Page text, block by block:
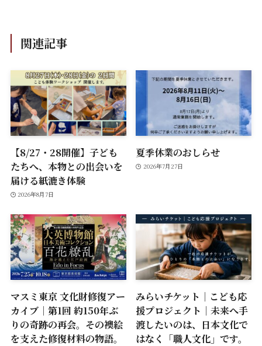
関連記事
【8/27・28開催】子ども
たちへ、本物との出会いを
届ける紙漉き体験
2026年8月7日
夏季休業のおしらせ
2026年7月27日
マスミ東京 文化財修復アー
カイブ｜第1回 約150年ぶ
りの奇跡の再会。その襖絵
を支えた修復材料の物語。
みらいチケット｜こども応
援プロジェクト｜未来へ手
渡したいのは、日本文化で
はなく「職人文化」です。